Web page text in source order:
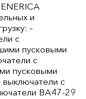
и
–
с
пусковыми
с
пусковыми
с
ВА47-29